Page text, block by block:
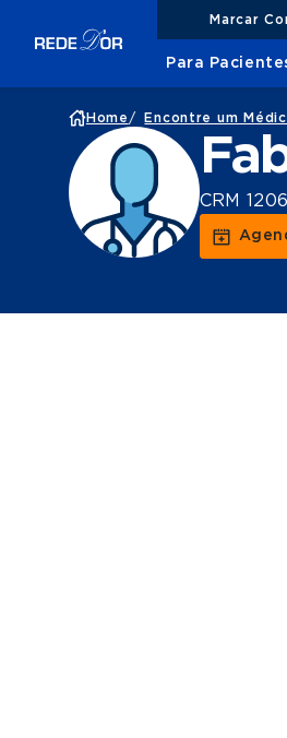
Marcar
Para
Home / Encontre um
CRM